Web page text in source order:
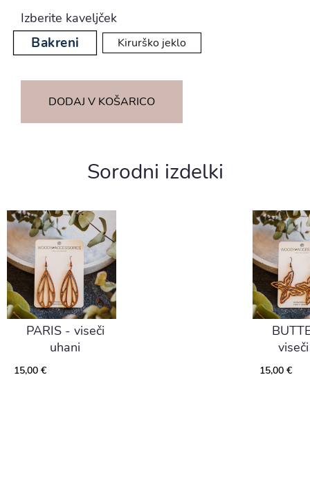
Izberite kaveljček
Bakreni Kirurško jeklo
DODAJ V KOŠARICO
Sorodni izdelki
PARIS - viseči
uhani
15,00 € 15,00 €